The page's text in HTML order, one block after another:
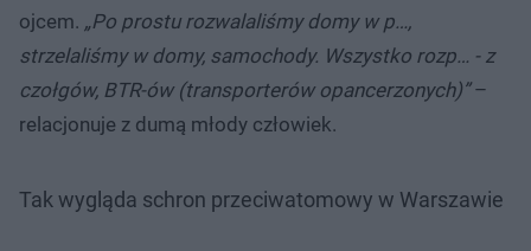
ojcem. „Po prostu rozwalaliśmy domy w p…,
strzelaliśmy w domy, samochody. Wszystko rozp… - z
czołgów, BTR-ów (transporterów opancerzonych)”–
relacjonuje z dumą młody człowiek.
Tak wygląda schron przeciwatomowy w Warszawie